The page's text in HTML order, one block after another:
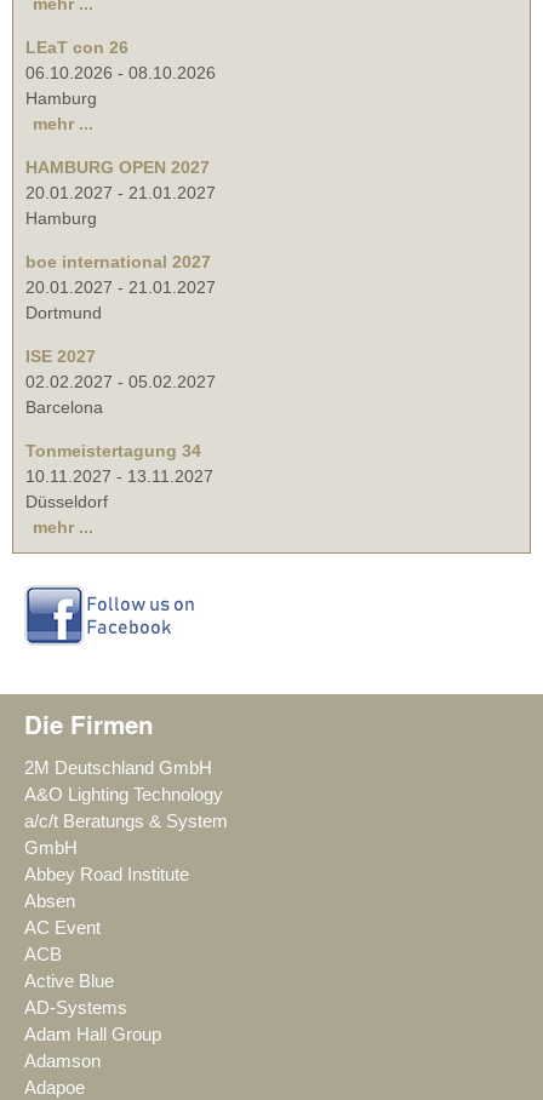
LEaT con 26
06.10.2026 - 08.10.2026
Hamburg
mehr ...
HAMBURG OPEN 2027
20.01.2027 - 21.01.2027
Hamburg
boe international 2027
20.01.2027 - 21.01.2027
Dortmund
ISE 2027
02.02.2027 - 05.02.2027
Barcelona
Tonmeistertagung 34
10.11.2027 - 13.11.2027
Düsseldorf
mehr ...
Die Firmen
2M Deutschland GmbH
A&O Lighting Technology
a/c/t Beratungs & System
GmbH
Abbey Road Institute
Absen
AC Event
ACB
Active Blue
AD-Systems
Adam Hall Group
Adamson
Adapoe